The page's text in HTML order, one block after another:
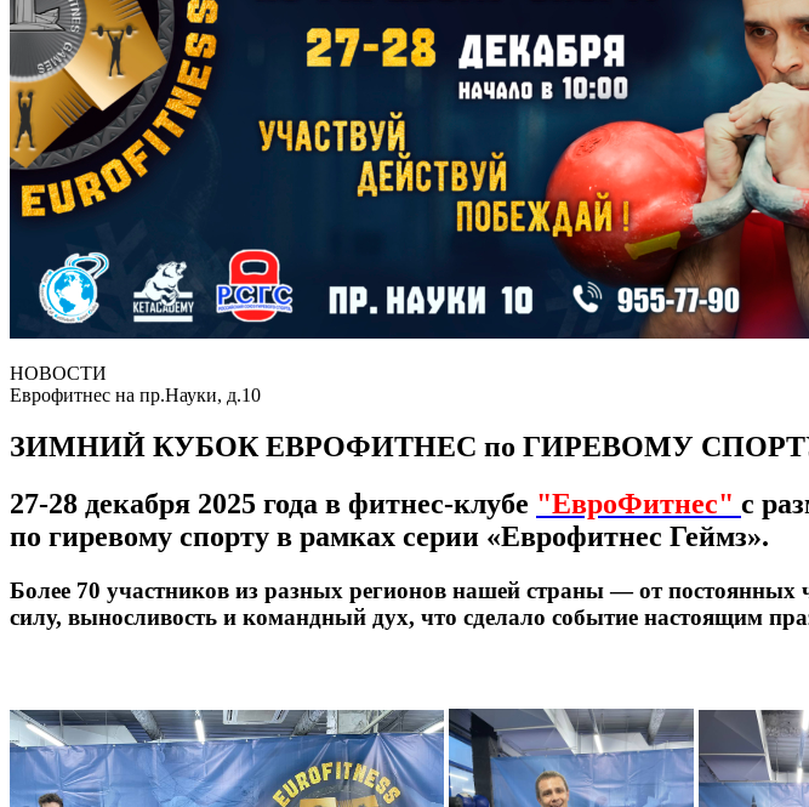
НОВОСТИ
Еврофитнес на пр.Науки, д.10
ЗИМНИЙ КУБОК ЕВРОФИТНЕС по ГИРЕВОМУ
27-28 декабря 2025 года в фитнес-клубе "ЕвроФитнес" с
по гиревому спорту в рамках серии «Еврофитнес Геймз».
Более 70 участников из разных регионов нашей страны — от
силу, выносливость и командный дух, что сделало событие настоящим